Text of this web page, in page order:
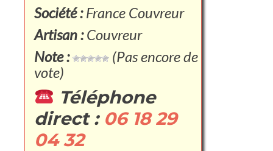
Société :France Couvreur
Artisan :Couvreur
Note :
(Pas encore de
vote)
Téléphone
direct : 06 18 29
04 32